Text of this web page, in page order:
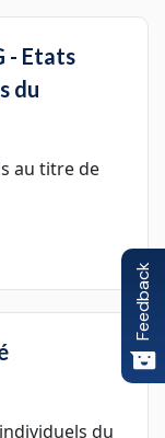
- Etats
du
au titre de
du
Feedback